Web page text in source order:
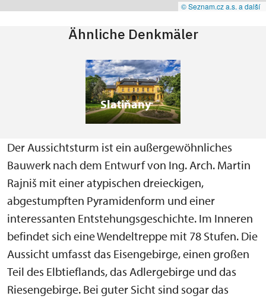
© Seznam.cz a.s. a další
Ähnliche Denkmäler
Slatiňany
Der Aussichtsturm ist ein außergewöhnliches
Bauwerk nach dem Entwurf von Ing. Arch. Martin
Rajniš mit einer atypischen dreieckigen,
abgestumpften Pyramidenform und einer
interessanten Entstehungsgeschichte. Im Inneren
befindet sich eine Wendeltreppe mit 78 Stufen. Die
Aussicht umfasst das Eisengebirge, einen großen
Teil des Elbtieflands, das Adlergebirge und das
Riesengebirge. Bei guter Sicht sind sogar das